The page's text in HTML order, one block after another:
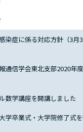
染症に係る対応方針（3月
通信学会東北支部2020年
数学講座を開講しました
学卒業式・大学院修了式